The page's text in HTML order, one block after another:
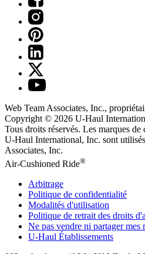
Web Team Associates, Inc.,
Copyright © 2026 U-Haul
Tous droits réservés. Les marques de
U-Haul International, Inc. sont
Associates, Inc.
Air-Cushioned Ride®
Arbitrage
Politique de confidentialité
Modalités d'utilisation
Politique de retrait des droits
Ne pas vendre ni partager mes
U-Haul Établissements